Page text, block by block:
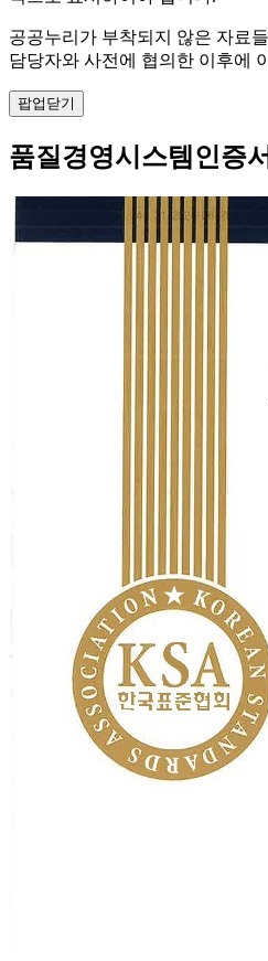
공공누리가 부착되지 않은 자료
담당자와 사전에 협의한 이후에
팝업닫기
품질경영시스템인증서